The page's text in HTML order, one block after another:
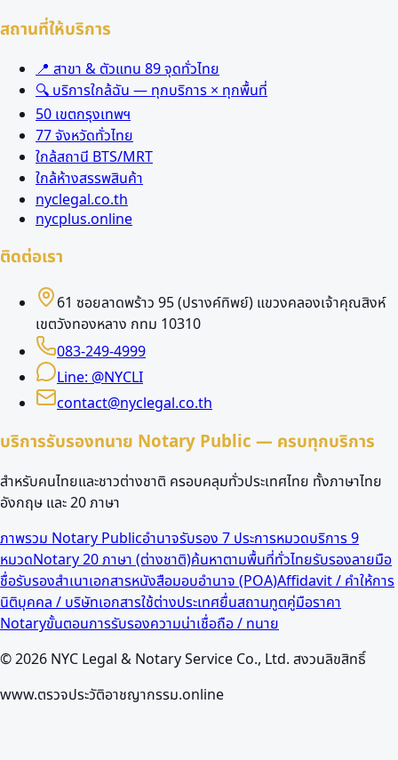
สถานที่ให้บริการ
📍 สาขา & ตัวแทน 89 จุดทั่วไทย
🔍 บริการใกล้ฉัน — ทุกบริการ × ทุกพื้นที่
50 เขตกรุงเทพฯ
77 จังหวัดทั่วไทย
ใกล้สถานี BTS/MRT
ใกล้ห้างสรรพสินค้า
nyclegal.co.th
nycplus.online
ติดต่อเรา
61 ซอยลาดพร้าว 95 (ปรางค์ทิพย์) แขวงคลองเจ้าคุณสิงห์
เขตวังทองหลาง กทม 10310
083-249-4999
Line: @NYCLI
contact@nyclegal.co.th
บริการรับรองทนาย Notary Public — ครบทุกบริการ
สำหรับคนไทยและชาวต่างชาติ ครอบคลุมทั่วประเทศไทย ทั้งภาษาไทย
อังกฤษ และ 20 ภาษา
ภาพรวม Notary Publicอำนาจรับรอง 7 ประการหมวดบริการ 9
หมวดNotary 20 ภาษา (ต่างชาติ)ค้นหาตามพื้นที่ทั่วไทยรับรองลายมือ
ชื่อรับรองสำเนาเอกสารหนังสือมอบอำนาจ (POA)Affidavit / คำให้การ
นิติบุคคล / บริษัทเอกสารใช้ต่างประเทศยื่นสถานทูตคู่มือราคา
Notaryขั้นตอนการรับรองความน่าเชื่อถือ / ทนาย
©2026 NYC Legal & Notary Service Co., Ltd. สงวนลิขสิทธิ์
www.ตรวจประวัติอาชญากรรม.online